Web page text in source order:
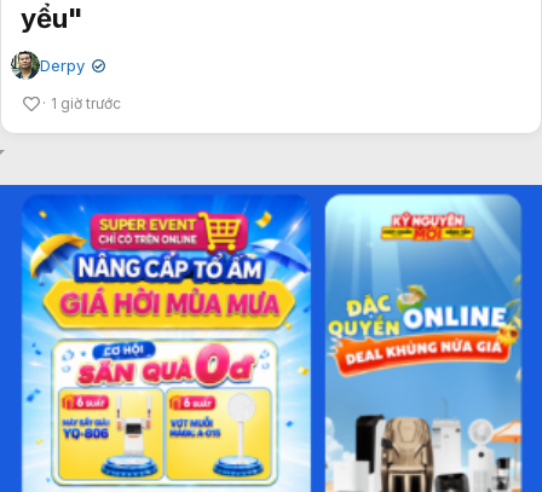
yểu"
Derpy ✔
1 giờ trước